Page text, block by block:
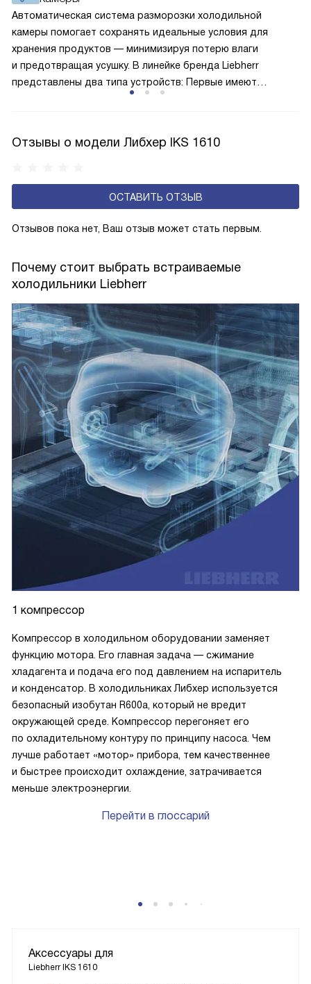
лучше работает «мотор» прибора, тем качественнее
и быстрее происходит охлаждение, затрачивается
меньше электроэнергии.
Автоматическая система разморозки холодильной
камеры помогает сохранять идеальные условия для
хранения продуктов — минимизируя потерю влаги
и предотвращая усушку. В линейке бренда Liebherr
представлены два типа устройств: Первые имеют
с панелью, выполняющей функцию «сухой стенки». Такие
эксплуатацию и чаще всего оснащены нулевой зоной
свежести BioFresh 0°C. Они встречаются в сериях Plus,
Отзывы о модели Либхер IKS 1610
ОСТАВИТЬ ОТЗЫВ
Отзывов пока нет, Ваш отзыв может стать первым.
Почему стоит выбрать встраиваемые
холодильники Liebherr
1 компрессор
Компрессор в холодильном оборудовании заменяет
функцию мотора. Его главная задача — сжимание
хладагента и подача его под давлением на испаритель
и конденсатор. В холодильниках Либхер используется
безопасный изобутан R600a, который не вредит
окружающей среде. Компрессор перегоняет его
по охладительному контуру по принципу насоса. Чем
лучше работает «мотор» прибора, тем качественнее
и быстрее происходит охлаждение, затрачивается
меньше электроэнергии.
Перейти в глоссарий
Аксессуары для
Liebherr IKS 1610